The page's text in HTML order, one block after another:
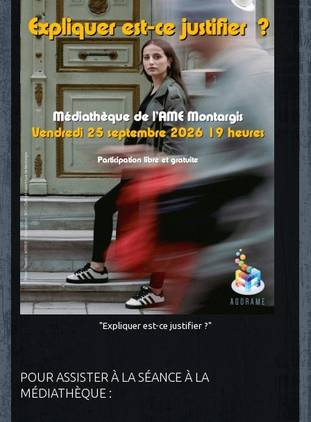
"Expliquer est-ce justifier ?"
POUR ASSISTER À LA SÉANCE À LA
MÉDIATHÈQUE :